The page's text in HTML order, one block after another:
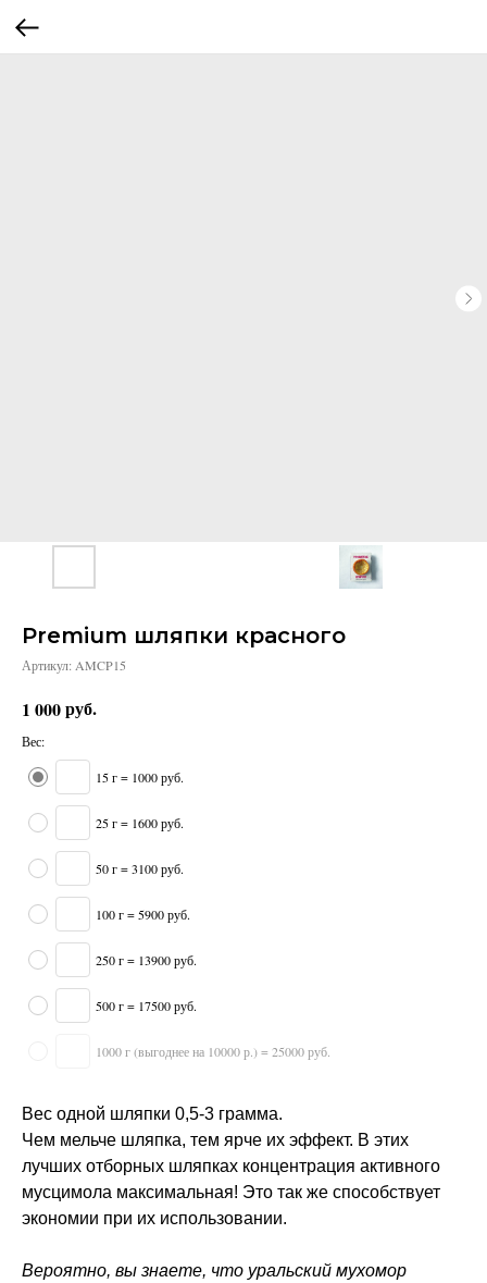
Premium шляпки красного
Артикул: AMCP15
1 000руб.
Вес:
15 г = 1000 руб.
25 г = 1600 руб.
50 г = 3100 руб.
100 г = 5900 руб.
250 г = 13900 руб.
500 г = 17500 руб.
1000 г (выгоднее на 10000 р.) = 25000 руб.
Вес одной шляпки 0,5-3 грамма.
Чем мельче шляпка, тем ярче их эффект. В этих
лучших отборных шляпках концентрация активного
мусцимола максимальная! Это так же способствует
экономии при их использовании.
Вероятно, вы знаете, что уральский мухомор